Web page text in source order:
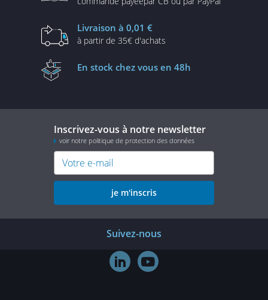
Livraison à 0,01 €
à partir de 35€ d'achats
En stock chez vous en 48h
Inscrivez-vous à notre newsletter
voir notre politique de protection des données
je m'inscris
Suivez-nous
 